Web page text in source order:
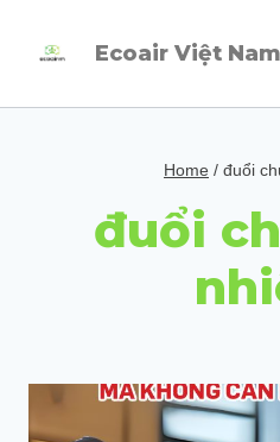
Ecoair Việt Nam
Home / đuổi
đuổi